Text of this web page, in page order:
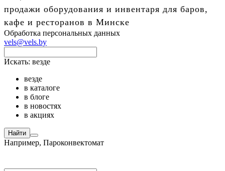
продажи оборудования и инвентаря для баров,
кафе и ресторанов в Минске
Обработка персональных данных
vels@vels.by
Искать: везде
везде
в каталоге
в блоге
в новостях
в акциях
Найти
Например, Пароконвектомат